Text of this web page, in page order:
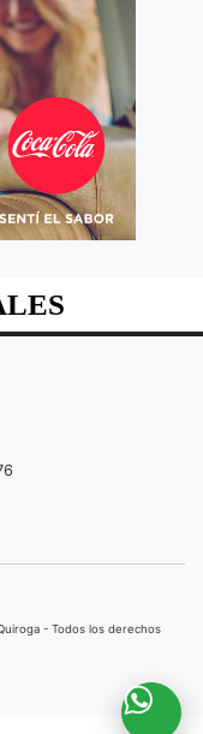
- Todos los derechos